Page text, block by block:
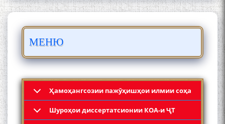
МЕНЮ
Ҳамоҳангсозии пажӯҳишҳои илмии соҳа
Шyроҳои диссертатсионии КОА-и ҶТ
БО 4 000 000 СОМОНӢ
МӮЪМИН ҚАНОАТ СОХТА
Кадамчо Худои Шарифзода